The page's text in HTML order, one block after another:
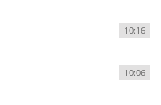
10:16
10:06